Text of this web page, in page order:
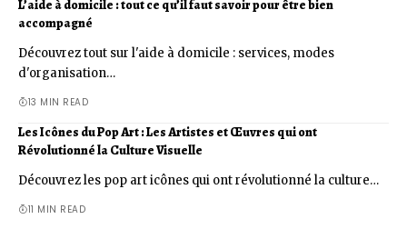
L’aide à domicile : tout ce qu’il faut savoir pour être bien
accompagné
Découvrez tout sur l'aide à domicile : services, modes
d'organisation…
13 MIN READ
Les Icônes du Pop Art : Les Artistes et Œuvres qui ont
Révolutionné la Culture Visuelle
Découvrez les pop art icônes qui ont révolutionné la culture…
11 MIN READ